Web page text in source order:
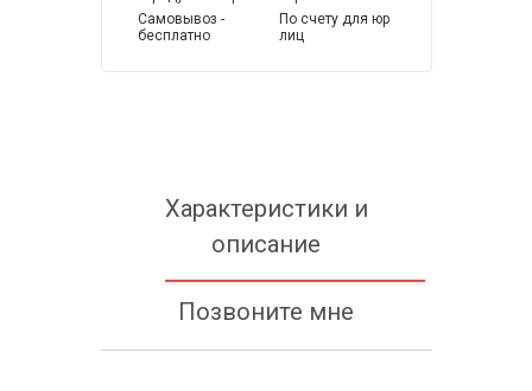
Самовывоз -
бесплатно
По счету для юр
лиц
Характеристики и
описание
Позвоните мне